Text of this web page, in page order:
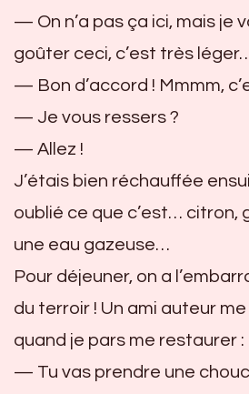
— On n’a pas ça ici, mais je
goûter ceci, c’est très
— Bon d’accord ! Mmmm,
— Je vous ressers ?
— Allez !
J’étais bien réchauffée
oublié ce que c’est… citron,
une eau gazeuse…
Pour déjeuner, on a
du terroir ! Un ami auteur
quand je pars me restaurer :
— Tu vas prendre une